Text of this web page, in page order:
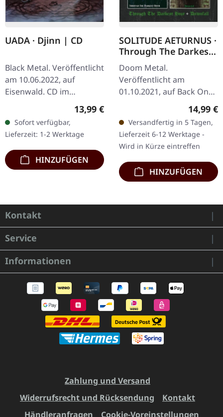
UADA · Djinn | CD
Black Metal. Veröffentlicht
am 10.06.2022, auf
Eisenwald. CD im
Jewelcase. UADA kehren
Vollalbum "Djinn" zurück,
einer…
Regulärer Preis:
13,99 €
Sofort verfügbar,
Lieferzeit: 1-2 Werktage
HINZUFÜGEN
SOLITUDE AETURNUS ·
Through The Darkest
Hour / Downfall | 2CD
Doom Metal.
Veröffentlicht am
01.10.2021, auf Back On
klassischen Solitude
Aeturnus Alben. Was
passiert, wenn…
14,99 €
Versandfertig in 5 Tagen,
Lieferzeit 6-12 Werktage -
Wird in Kürze eintreffen
HINZUFÜGEN
Kontakt
Service
Informationen
Zahlung und Versand
Widerrufsrecht und Rücksendung
Kontakt
Händleranfragen
Cookie-Voreinstellungen